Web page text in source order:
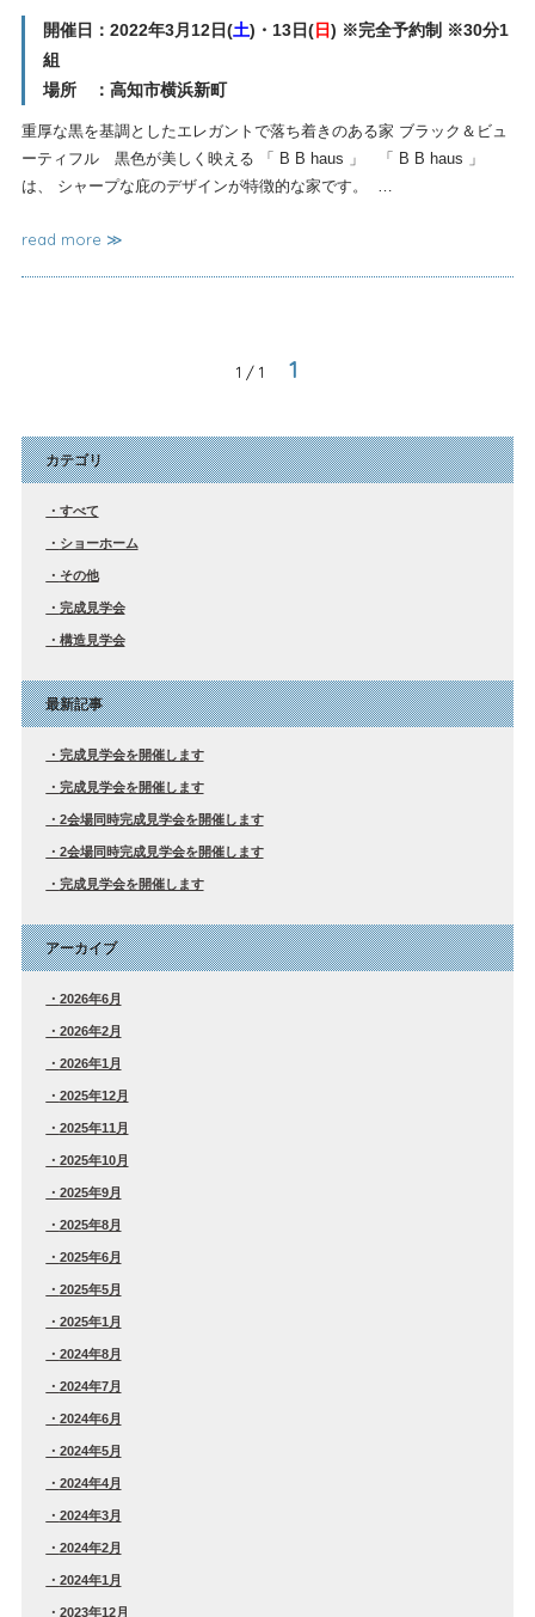
開催日：2022年3月12日(土)・13日(日) ※完全予約制 ※30分1
組
場所 ：高知市横浜新町
重厚な黒を基調としたエレガントで落ち着きのある家 ブラック＆ビュ
ーティフル 黒色が美しく映える 「 B B haus 」 「 B B haus 」
は、 シャープな庇のデザインが特徴的な家です。 …
read more ≫
1 / 1 1
カテゴリ
すべて
ショーホーム
その他
完成見学会
構造見学会
最新記事
完成見学会を開催します
完成見学会を開催します
2会場同時完成見学会を開催します
2会場同時完成見学会を開催します
完成見学会を開催します
アーカイブ
2026年6月
2026年2月
2026年1月
2025年12月
2025年11月
2025年10月
2025年9月
2025年8月
2025年6月
2025年5月
2025年1月
2024年8月
2024年7月
2024年6月
2024年5月
2024年4月
2024年3月
2024年2月
2024年1月
2023年12月